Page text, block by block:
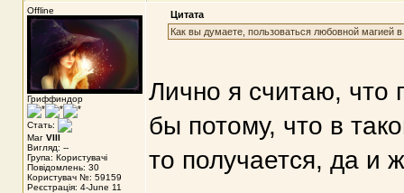
Offline
Гриффиндор
Стать:
Маг VIII
Вигляд: --
Група: Користувачі
Повідомлень: 30
Користувач №: 59159
Реєстрація: 4-June 11
Цитата
Как вы думаете, пользоваться любовной магией
Лично я считаю, что
бы потому, что в
то получается, да и